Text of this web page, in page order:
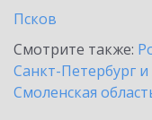
Псков
Смотрите также:
Санкт-Петербург
Смоленская